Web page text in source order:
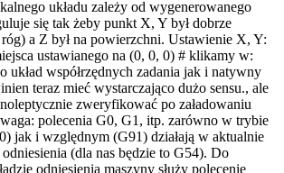
układu zależy od wygenerowanego
się tak żeby punkt X, Y był dobrze
a Z był na powierzchni. Ustawienie X, Y:
ustawianego na (0, 0, 0) # klikamy w:
współrzędnych zadania jak i natywny
teraz mieć wystarczająco dużo sensu., ale
zweryfikować po załadowaniu
polecenia G0, G1, itp. zarówno w trybie
jak i względnym (G91) działają w aktualnie
(dla nas będzie to G54). Do
odniesienia maszyny służy polecenie